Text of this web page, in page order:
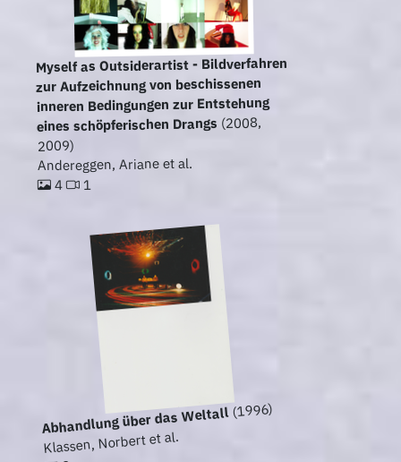
Myself as Outsiderartist - Bildverfahren
zur Aufzeichnung von beschissenen
inneren Bedingungen zur Entstehung
eines schöpferischen Drangs (2008,
2009)
Andereggen, Ariane et al.
4 1
Abhandlung über das Weltall(1996)
Klassen, Norbert et al.